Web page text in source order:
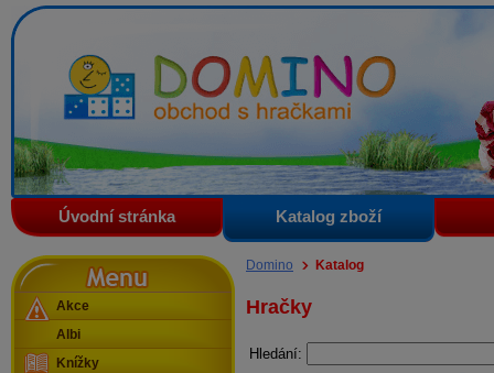
Domino - obchod s hračkami
Úvodní stránka Katalog zboží
Domino Katalog
Hračky
Hledání:
Menu
Akce
Albi
Knížky